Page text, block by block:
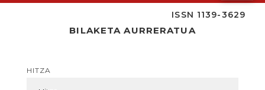
ISSN 1139-3629
BILAKETA AURRERATUA
HITZA